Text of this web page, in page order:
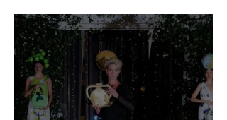
DOMANDA DI BENESSERE,
MA SERVONO
CONSULENZA, QUALITÀ E
REGOLE CHIARE»